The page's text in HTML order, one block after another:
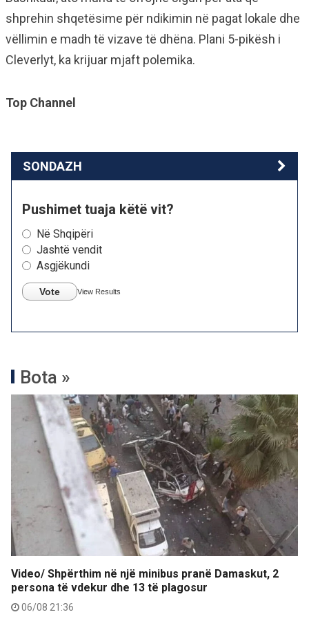
shprehin shqetësime për ndikimin në pagat lokale dhe
vëllimin e madh të vizave të dhëna. Plani 5-pikësh i
Cleverlyt, ka krijuar mjaft polemika.
Top Channel
SONDAZH
Pushimet tuaja këtë vit?
Në Shqipëri
Jashtë vendit
Asgjëkundi
Vote View Results
Bota »
Video/ Shpërthim në një minibus pranë Damaskut, 2
persona të vdekur dhe 13 të plagosur
06/08 21:36